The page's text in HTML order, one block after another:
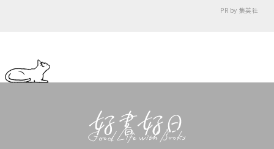
PR by 集英社